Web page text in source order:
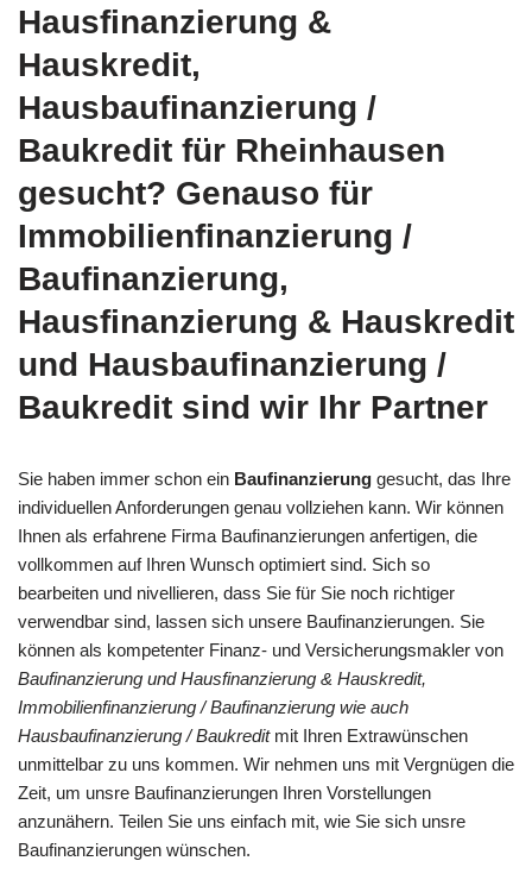
Hausfinanzierung &
Hauskredit,
Hausbaufinanzierung /
Baukredit für Rheinhausen
gesucht? Genauso für
Immobilienfinanzierung /
Baufinanzierung,
Hausfinanzierung & Hauskredit
und Hausbaufinanzierung /
Baukredit sind wir Ihr Partner
Sie haben immer schon ein Baufinanzierung gesucht, das Ihre
individuellen Anforderungen genau vollziehen kann. Wir können
Ihnen als erfahrene Firma Baufinanzierungen anfertigen, die
vollkommen auf Ihren Wunsch optimiert sind. Sich so
bearbeiten und nivellieren, dass Sie für Sie noch richtiger
verwendbar sind, lassen sich unsere Baufinanzierungen. Sie
können als kompetenter Finanz- und Versicherungsmakler von
Baufinanzierung und Hausfinanzierung & Hauskredit,
Immobilienfinanzierung / Baufinanzierung wie auch
Hausbaufinanzierung / Baukreditmit Ihren Extrawünschen
unmittelbar zu uns kommen. Wir nehmen uns mit Vergnügen die
Zeit, um unsre Baufinanzierungen Ihren Vorstellungen
anzunähern. Teilen Sie uns einfach mit, wie Sie sich unsre
Baufinanzierungen wünschen.